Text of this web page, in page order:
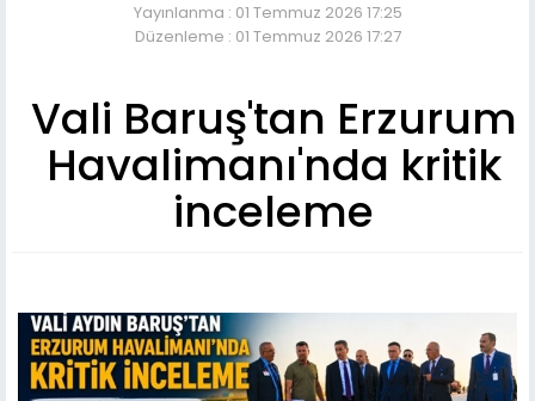
Yayınlanma : 01 Temmuz 2026 17:25
Düzenleme : 01 Temmuz 2026 17:27
Vali Baruş'tan Erzurum
Havalimanı'nda kritik
inceleme